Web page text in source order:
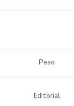
Peso
Editorial